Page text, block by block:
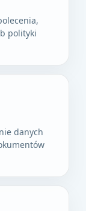
polityki
danych